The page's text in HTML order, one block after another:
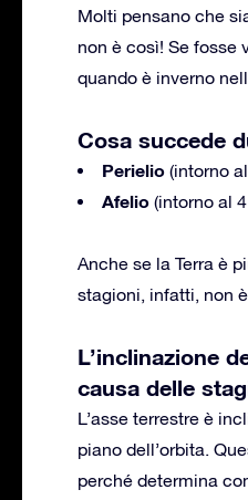
Molti pensano che
non è così! Se fosse
quando è inverno
Cosa succede
Perielio (intorno
Afelio (intorno al
Anche se la Terra è
stagioni, infatti, non
L’inclinazione
causa delle
L’asse terrestre è
piano dell’orbita.
perché determina